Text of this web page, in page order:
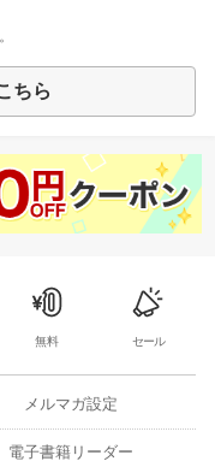
ちら
無料 セール
メルマガ設定
電子書籍リーダー